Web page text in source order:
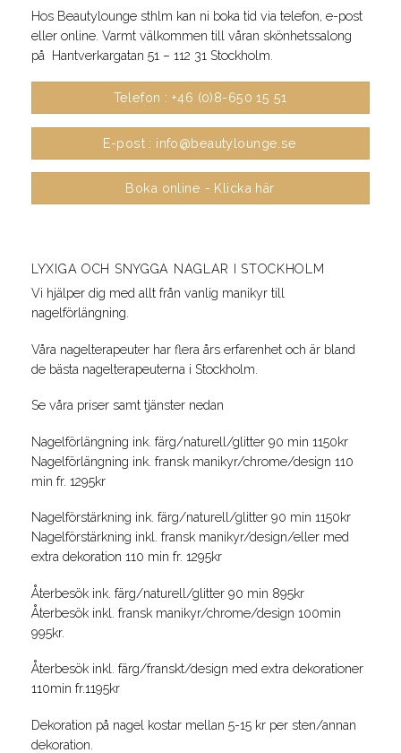
Hos Beautylounge sthlm kan ni boka tid via telefon, e-post
eller online. Varmt välkommen till våran skönhetssalong
på Hantverkargatan 51 – 112 31 Stockholm.
Telefon : +46 (0)8-650 15 51
E-post : info@beautylounge.se
Boka online - Klicka här
LYXIGA OCH SNYGGA NAGLAR I STOCKHOLM
Vi hjälper dig med allt från vanlig manikyr till
nagelförlängning.
Våra nagelterapeuter har flera års erfarenhet och är bland
de bästa nagelterapeuterna i Stockholm.
Se våra priser samt tjänster nedan
Nagelförlängning ink. färg/naturell/glitter 90 min 1150kr
Nagelförlängning ink. fransk manikyr/chrome/design 110
min fr. 1295kr
Nagelförstärkning ink. färg/naturell/glitter 90 min 1150kr
Nagelförstärkning inkl. fransk manikyr/design/eller med
extra dekoration 110 min fr. 1295kr
Återbesök ink. färg/naturell/glitter 90 min 895kr
Återbesök inkl. fransk manikyr/chrome/design 100min
995kr.
Återbesök inkl. färg/franskt/design med extra dekorationer
110min fr.1195kr
Dekoration på nagel kostar mellan 5-15 kr per sten/annan
dekoration.